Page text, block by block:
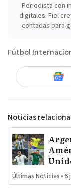
Periodista con
digitales. Fiel
contadas para
Fútbol
Noticias
Últimas Noticias •6